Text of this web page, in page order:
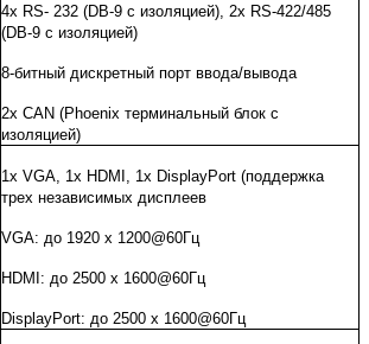
4x RS- 232 (DB-9 с изоляцией), 2х RS-422/485
(DB-9 с изоляцией)
8-битный дискретный порт ввода/вывода
2x CAN (Phoenix терминальный блок с
изоляцией)
1x VGA, 1x HDMI, 1x DisplayPort (поддержка
трех независимых дисплеев
VGA: до 1920 x 1200@60Гц
HDMI: до 2500 x 1600@60Гц
DisplayPort: до 2500 x 1600@60Гц